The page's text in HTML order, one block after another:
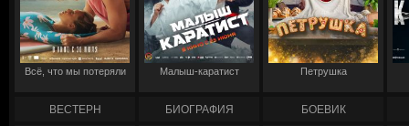
Всё, что мы потеряли Малыш-каратист Петрушка
ВЕСТЕРН БИОГРАФИЯ БОЕВИК